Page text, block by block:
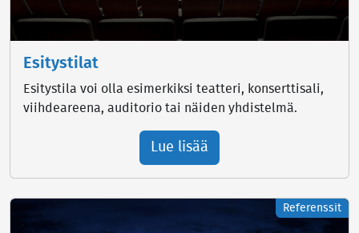
Esitystilat
Esitystila voi olla esimerkiksi teatteri, konserttisali,
viihdeareena, auditorio tai näiden yhdistelmä.
Lue lisää
Referenssit